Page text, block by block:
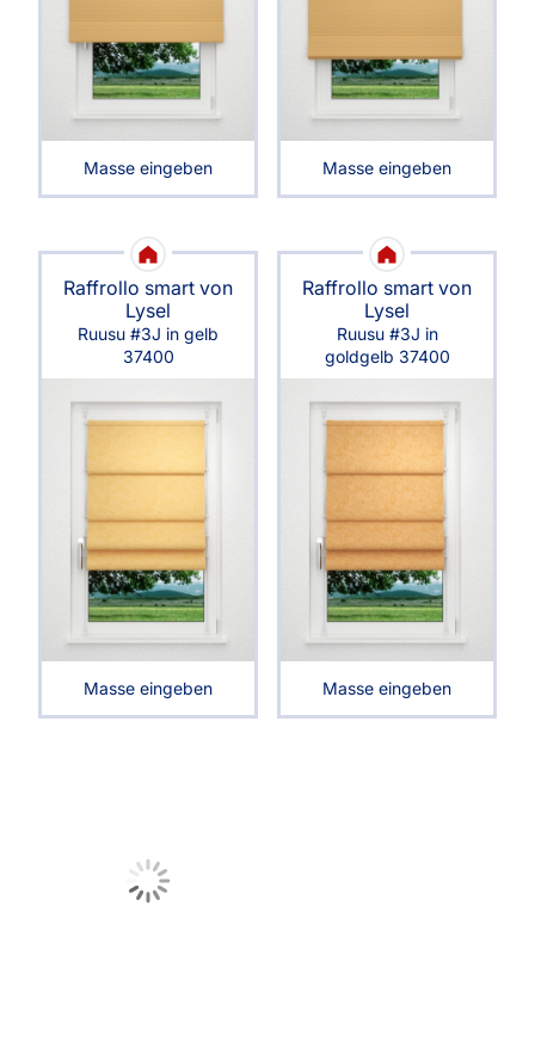
Masse eingeben Masse eingeben
Raffrollo smart von
Lysel
Ruusu #3J in gelb
37400
Masse eingeben
Raffrollo smart von
Lysel
Ruusu #3J in
goldgelb 37400
Masse eingeben
Ruusu #3J in gelb
37664